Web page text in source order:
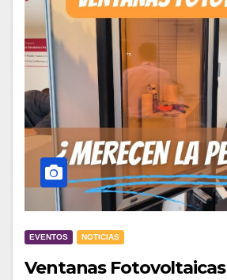
EVENTOS NOTICIAS
Ventanas Fotovoltaicas ¿Una